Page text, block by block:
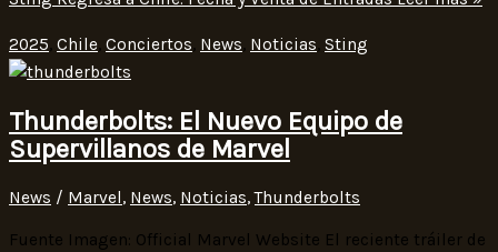
2025, Chile, Conciertos, News, Noticias, Sting
Thunderbolts: El Nuevo Equipo de
Supervillanos de Marvel
News / Marvel, News, Noticias,Thunderbolts
Fuente Imagen: Official Marvel Website El reciente tráiler de